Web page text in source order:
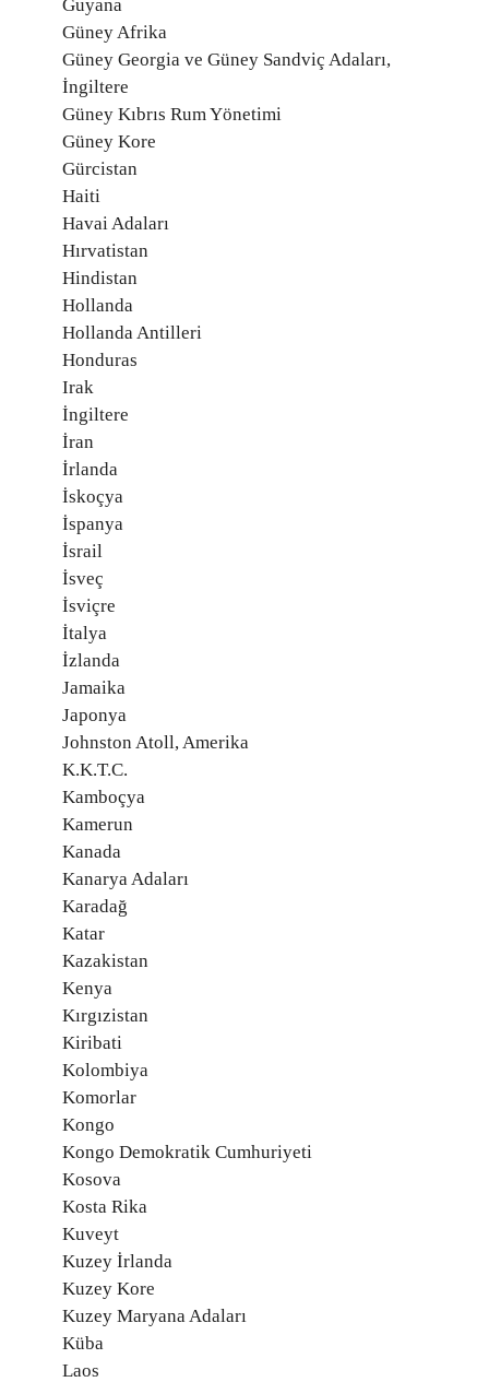
Guyana
Güney Afrika
Güney Georgia ve Güney Sandviç Adaları,
İngiltere
Güney Kıbrıs Rum Yönetimi
Güney Kore
Gürcistan
Haiti
Havai Adaları
Hırvatistan
Hindistan
Hollanda
Hollanda Antilleri
Honduras
Irak
İngiltere
İran
İrlanda
İskoçya
İspanya
İsrail
İsveç
İsviçre
İtalya
İzlanda
Jamaika
Japonya
Johnston Atoll, Amerika
K.K.T.C.
Kamboçya
Kamerun
Kanada
Kanarya Adaları
Karadağ
Katar
Kazakistan
Kenya
Kırgızistan
Kiribati
Kolombiya
Komorlar
Kongo
Kongo Demokratik Cumhuriyeti
Kosova
Kosta Rika
Kuveyt
Kuzey İrlanda
Kuzey Kore
Kuzey Maryana Adaları
Küba
Laos